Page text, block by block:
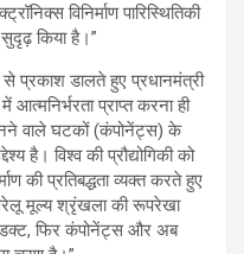
विनिर्माण पारिस्थितिकी
किया है।”
प्रकाश डालते हुए प्रधानमंत्री
आत्मनिर्भरता प्राप्त करना ही
वाले घटकों (कंपोनेंट्स) के
है। विश्व की प्रौद्योगिकी को
की प्रतिबद्धता व्यक्त करते हुए
मूल्य श्रृंखला की रूपरेखा
फिर कंपोनेंट्स और अब